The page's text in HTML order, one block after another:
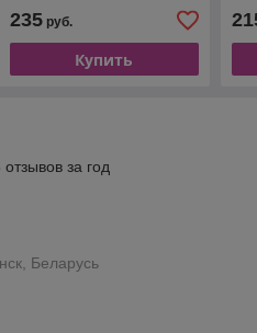
235руб.
Купить
за год
Беларусь